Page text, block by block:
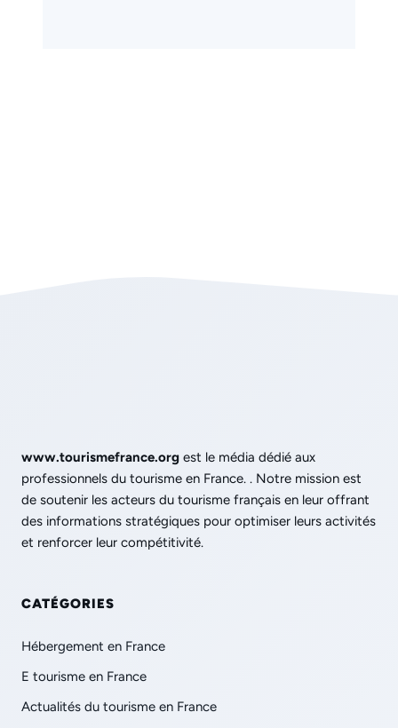
www.tourismefrance.org est le média dédié aux
professionnels du tourisme en France. . Notre mission est
de soutenir les acteurs du tourisme français en leur offrant
des informations stratégiques pour optimiser leurs activités
et renforcer leur compétitivité.
CATÉGORIES
Hébergement en France
E tourisme en France
Actualités du tourisme en France